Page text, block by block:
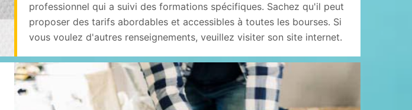
professionnel qui a suivi des formations spécifiques. Sachez qu'il peut
proposer des tarifs abordables et accessibles à toutes les bourses. Si
vous voulez d'autres renseignements, veuillez visiter son site internet.